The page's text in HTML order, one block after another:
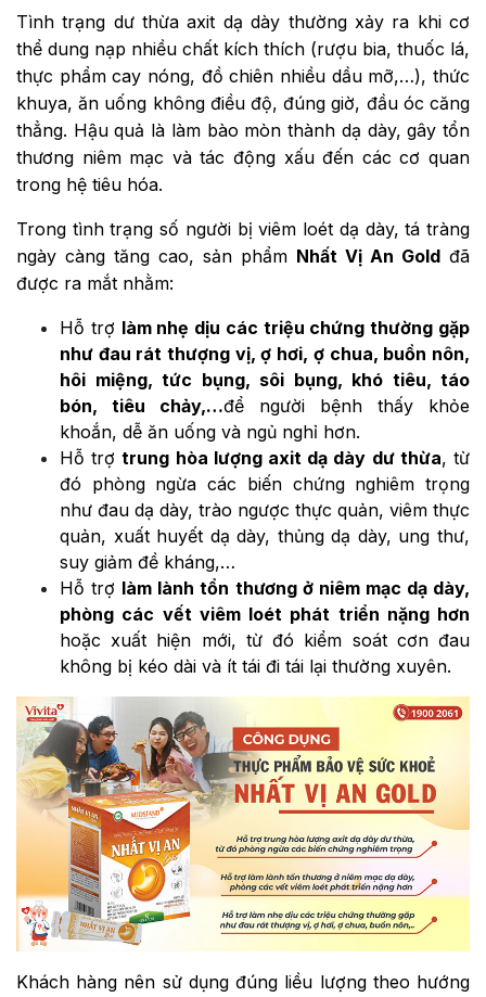
Tình trạng dư thừa axit dạ dày thường xảy ra khi cơ
thể dung nạp nhiều chất kích thích (rượu bia, thuốc lá,
thực phẩm cay nóng, đồ chiên nhiều dầu mỡ,…), thức
khuya, ăn uống không điều độ, đúng giờ, đầu óc căng
thẳng. Hậu quả là làm bào mòn thành dạ dày, gây tổn
thương niêm mạc và tác động xấu đến các cơ quan
trong hệ tiêu hóa.
Trong tình trạng số người bị viêm loét dạ dày, tá tràng
ngày càng tăng cao, sản phẩm Nhất Vị An Gold đã
được ra mắt nhằm:
Hỗ trợ làm nhẹ dịu các triệu chứng thường gặp
như đau rát thượng vị, ợ hơi, ợ chua, buồn nôn,
hôi miệng, tức bụng, sôi bụng, khó tiêu, táo
bón, tiêu chảy,…để người bệnh thấy khỏe
khoắn, dễ ăn uống và ngủ nghỉ hơn.
Hỗ trợtrung hòa lượng axit dạ dày dư thừa, từ
đó phòng ngừa các biến chứng nghiêm trọng
như đau dạ dày, trào ngược thực quản, viêm thực
quản, xuất huyết dạ dày, thủng dạ dày, ung thư,
suy giảm đề kháng,…
Hỗ trợ làm lành tổn thương ở niêm mạc dạ dày,
phòng các vết viêm loét phát triển nặng hơn
hoặc xuất hiện mới, từ đó kiểm soát cơn đau
không bị kéo dài và ít tái đi tái lại thường xuyên.
Khách hàng nên sử dụng đúng liều lượng theo hướng